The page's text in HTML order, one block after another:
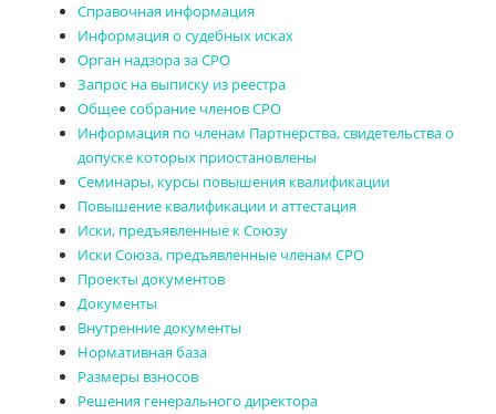
Отчеты
Справочная информация
Информация о судебных исках
Орган надзора за СРО
Запрос на выписку из реестра
Общее собрание членов СРО
Информация по членам Партнерства, свидетельства о
допуске которых приостановлены
Семинары, курсы повышения квалификации
Повышение квалификации и аттестация
Иски, предъявленные к Союзу
Иски Союза, предъявленные членам СРО
Проекты документов
Документы
Внутренние документы
Нормативная база
Размеры взносов
Решения генерального директора